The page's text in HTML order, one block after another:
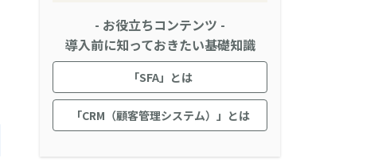
- お役立ちコンテンツ -
導入前に知っておきたい基礎知識
「SFA」とは
「CRM（顧客管理システム）」とは